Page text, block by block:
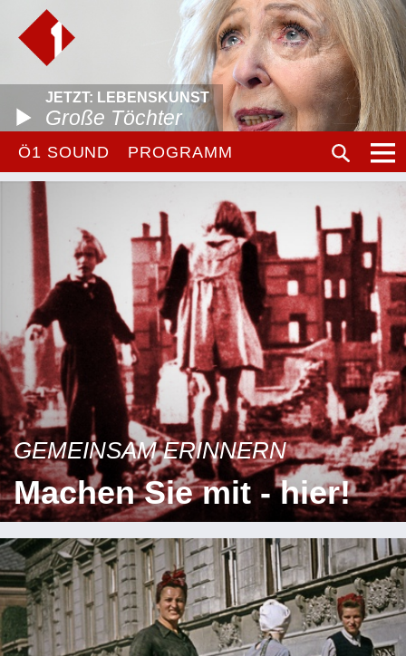
JETZT: LEBENSKUNST
Große Töchter
Ö1 SOUND PROGRAMM
GEMEINSAM ERINNERN
Machen Sie mit - hier!